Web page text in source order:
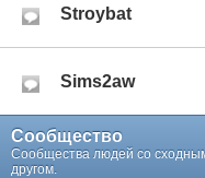
Stroybat
Sims2aw
Сообщество
Сообщества людей со
другом.